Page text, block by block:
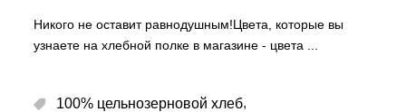
Никого не оставит равнодушным!Цвета, которые вы
узнаете на хлебной полке в магазине - цвета
100% цельнозерновой хлеб,